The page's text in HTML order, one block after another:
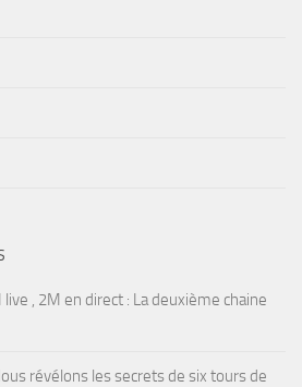
live , 2M en direct : La deuxième chaine
révélons les secrets de six tours de